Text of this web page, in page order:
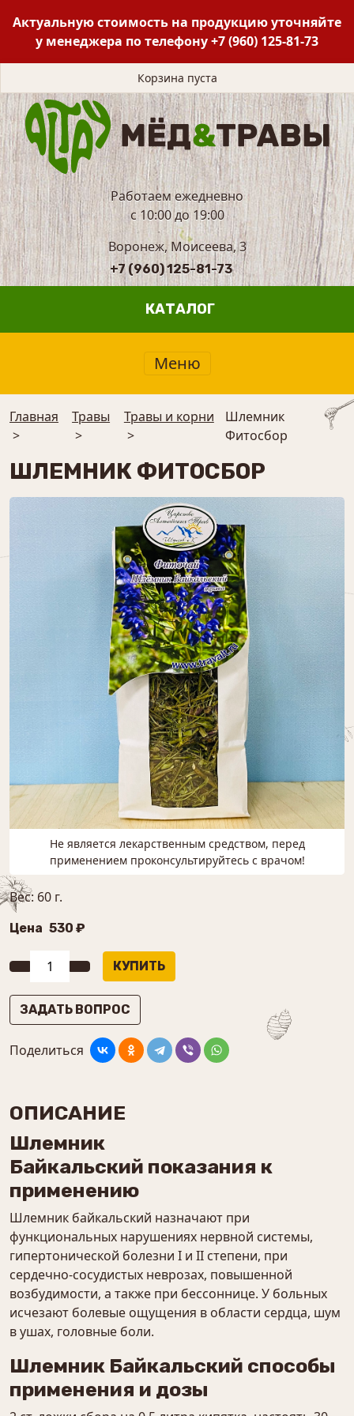
Актуальную стоимость на продукцию уточняйте
у менеджера по телефону+7 (960) 125-81-73
Корзина пуста
Работаем ежедневно
с 10:00 до 19:00
Воронеж, Моисеева, 3
+7 (960) 125-81-73
КАТАЛОГ
Меню
Главная
>
Травы
>
Травы и корни
>
Шлемник
Фитосбор
ШЛЕМНИК ФИТОСБОР
Не является лекарственным средством, перед
применением проконсультируйтесь с врачом!
Вес: 60 г.
Цена 530 ₽
ЗАДАТЬ ВОПРОС
Поделиться
ОПИСАНИЕ
Шлемник
Байкальский показания к
применению
Шлемник байкальский назначают при
функциональных нарушениях нервной системы,
гипертонической болезни I и II степени, при
сердечно-сосудистых неврозах, повышенной
возбудимости, а также при бессоннице. У больных
исчезают болевые ощущения в области сердца, шум
в ушах, головные боли.
Шлемник Байкальский способы
применения и дозы